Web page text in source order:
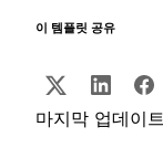
이 템플릿 공유
마지막 업데이